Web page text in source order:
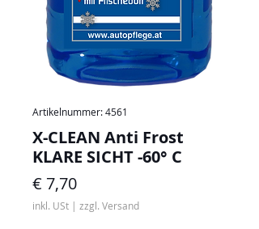
Artikelnummer: 4561
X-CLEAN Anti Frost
KLARE SICHT -60° C
€ 7,70Preis
inkl. USt | zzgl. Versand